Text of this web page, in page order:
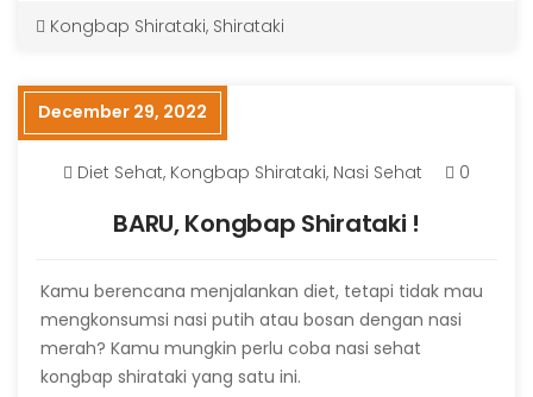
Kongbap Shirataki, Shirataki
December 29, 2022
Diet Sehat, Kongbap Shirataki, Nasi Sehat 0
BARU, Kongbap Shirataki !
Kamu berencana menjalankan diet, tetapi tidak mau
mengkonsumsi nasi putih atau bosan dengan nasi
merah? Kamu mungkin perlu coba nasi sehat
kongbap shirataki yang satu ini.